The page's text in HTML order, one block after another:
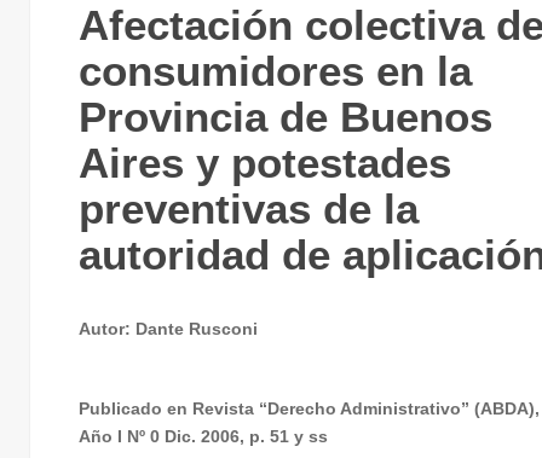
Afectación colectiva
consumidores en la
Provincia de Buenos
Aires y potestades
preventivas de la
autoridad de
Autor: Dante Rusconi
Publicado en Revista “Derecho Administrativo” (ABDA),
Año I Nº 0 Dic. 2006, p. 51 y ss
entradas
la